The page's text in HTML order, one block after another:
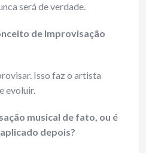
será de verdade.
de Improvisação
Isso faz o artista
evoluir.
musical de fato, ou é
depois?